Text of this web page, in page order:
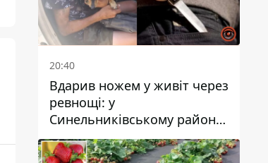
20:40
Вдарив ножем у живіт через
ревнощі: у
Синельниківському районі
затримали 49-річного
чоловіка за вбивство